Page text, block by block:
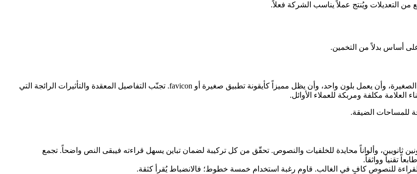
من التعديلات ويُنتج عملاً يناسب الشركة فعلاً.
على أساس بدلاً من التخمين.
شعار الشركة الناشئة يحتاج أن يحقق ثلاثة أمور: أن يكون واضحاً في الأحجام الصغيرة، وأن يعمل بلون واحد، وأن يظل مميزاً كأيقونة تطبيق صغيرة أو favicon. تجنّب التفاصيل المعقدة والتأثيرات الرائجة التي
مكلفة ومربكة للعملاء الأوائل.
للمساحات الضيقة.
ثانويين، وألواناً محايدة للخلفيات والنصوص. تحقّق من كل تركيبة لضمان تباين يسهل قراءته فيبقى النص واضحاً. تجمع
للنصوص كافٍ في الغالب. قاوم رغبة استخدام خمسة خطوط؛ فالانضباط يُقرأ كثقة.